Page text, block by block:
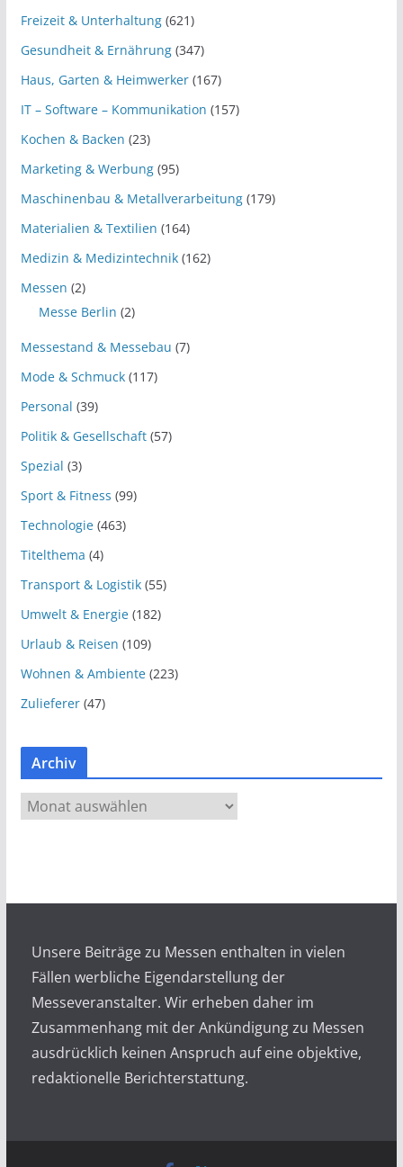
Freizeit & Unterhaltung(621)
Gesundheit & Ernährung(347)
Haus, Garten & Heimwerker(167)
IT – Software – Kommunikation (157)
Kochen & Backen (23)
Marketing & Werbung(95)
Maschinenbau & Metallverarbeitung(179)
Materialien & Textilien (164)
Medizin & Medizintechnik(162)
Messen (2)
Messe Berlin (2)
Messestand & Messebau (7)
Mode & Schmuck(117)
Personal (39)
Politik & Gesellschaft(57)
Spezial (3)
Sport & Fitness (99)
Technologie(463)
Titelthema (4)
Transport & Logistik(55)
Umwelt & Energie(182)
Urlaub & Reisen (109)
Wohnen & Ambiente(223)
Zulieferer(47)
Archiv
r
Unsere Beiträge zu Messen enthalten in vielen
Fällen werbliche Eigendarstellung der
Messeveranstalter. Wir erheben daher im
Zusammenhang mit der Ankündigung zu Messen
ausdrücklich keinen Anspruch auf eine objektive,
redaktionelle Berichterstattung.